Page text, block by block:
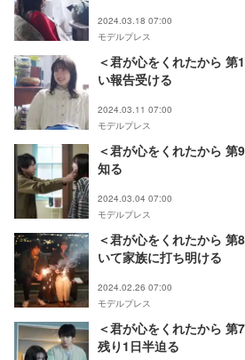
2024.03.18 07:00
モデルプレス
＜君が心をくれたから 第
い報告受ける
2024.03.11 07:00
モデルプレス
＜君が心をくれたから
知る
2024.03.04 07:00
モデルプレス
＜君が心をくれたから
いて家族に打ち明ける
2024.02.26 07:00
モデルプレス
＜君が心をくれたから
残り1日半迫る